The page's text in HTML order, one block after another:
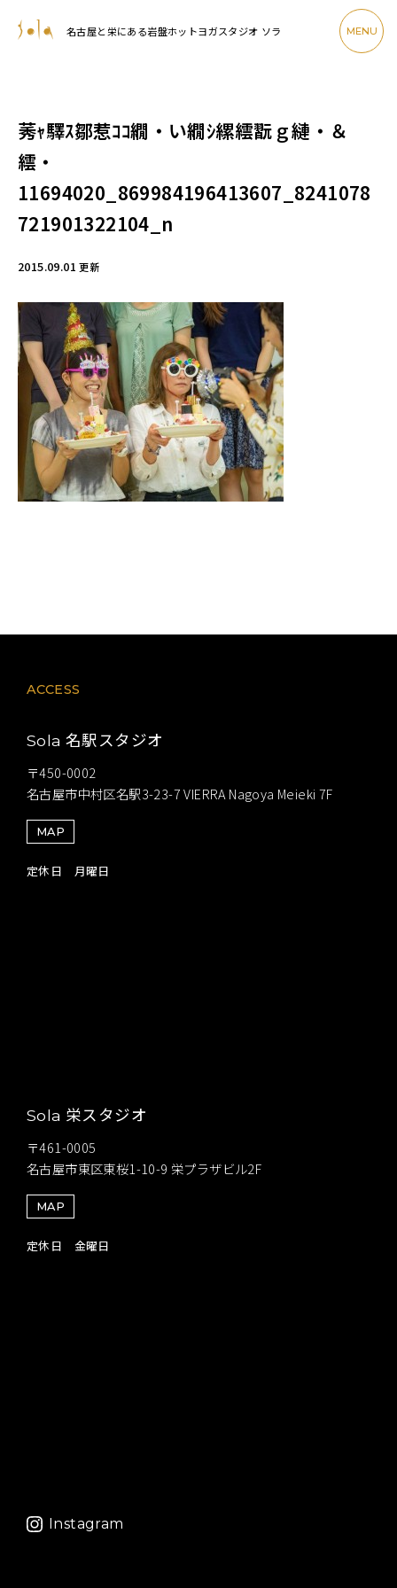
名古屋と栄にある岩盤ホットヨガスタジオ ソラ MENU
莠ｬ驛ｽ鄒惹ｺｺ繝・い繝ｼ縲繧翫ｇ縺・＆
繧・
11694020_869984196413607_8241078
721901322104_n
2015.09.01更新
ACCESS
Sola 名駅スタジオ
〒450-0002
名古屋市中村区名駅3-23-7 VIERRA Nagoya Meieki 7F
MAP
定休日 月曜日
Sola 栄スタジオ
〒461-0005
名古屋市東区東桜1-10-9 栄プラザビル2F
MAP
定休日 金曜日
Instagram